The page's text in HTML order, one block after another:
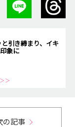
と引き締まり、イキ
象に
＞
の記事